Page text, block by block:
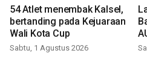
54 Atlet menembak Kalsel,
bertanding pada Kejuaraan
Wali Kota Cup
Sabtu, 1 Agustus 2026